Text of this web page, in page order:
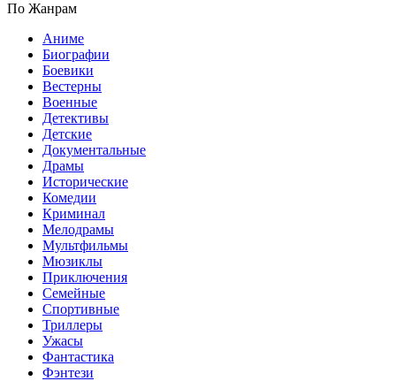
По Жанрам
Аниме
Биографии
Боевики
Вестерны
Военные
Детективы
Детские
Документальные
Драмы
Исторические
Комедии
Криминал
Мелодрамы
Мультфильмы
Мюзиклы
Приключения
Семейные
Спортивные
Триллеры
Ужасы
Фантастика
Фэнтези